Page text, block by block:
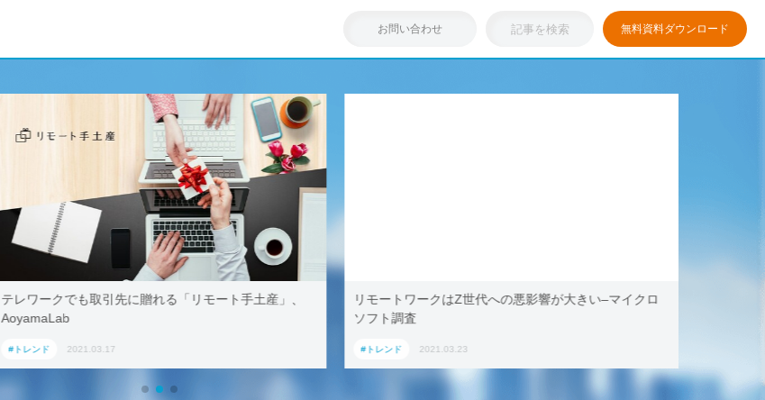
お問い合わせ 無料資料ダウンロード
リモートワークはZ世代への悪影響が大きい–マイクロ
ソフト調査
#トレンド 2021.03.23
浸透しつつある「リモートワーク」を存分に活用！ブッ
キング・ドットコム、2021年旅行トレンド「ワーケー
#トレンド 2021.03.17